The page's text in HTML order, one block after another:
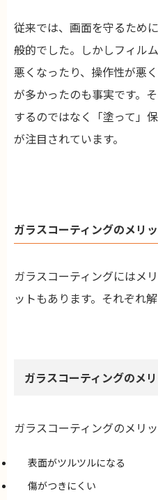
従来では、画面を守るため
般的でした。しかしフィル
悪くなったり、操作性が悪
が多かったのも事実です。
するのではなく「塗って」
が注目されています。
ガラスコーティングのメリ
ガラスコーティングにはメ
ットもあります。それぞれ解
ガラスコーティングのメ
ガラスコーティングのメリッ
表面がツルツルになる
傷がつきにくい